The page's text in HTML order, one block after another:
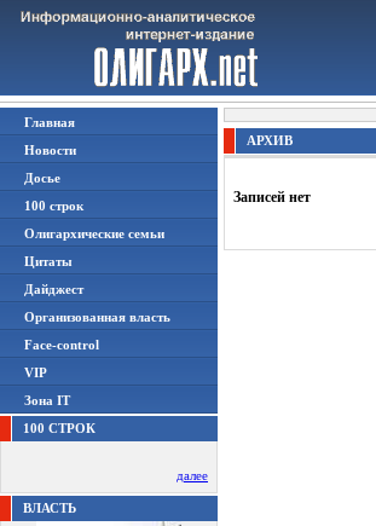
Главная
Новости
Досье
100 строк
Олигархические семьи
Цитаты
Дайджест
Организованная власть
Face-control
VIP
Зона IT
100 СТРОК
далее
ВЛАСТЬ
АРХИВ
Записей нет